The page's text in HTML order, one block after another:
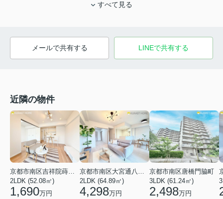
すべて見る
メールで共有する LINEで共有する
近隣の物件
京都市南区吉祥院蒔絵南町
2LDK (52.08㎡)
1,690万円
京都市南区大宮通八条下る九条町
2LDK (64.89㎡)
4,298万円
京都市南区唐橋門脇町
3LDK (61.24㎡)
2,498万円